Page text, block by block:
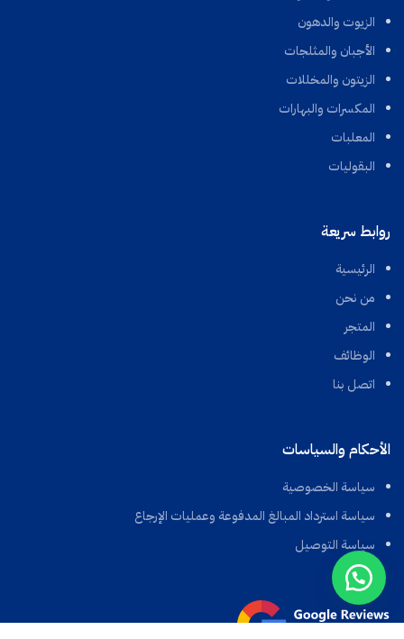
الزيوت والدهون
الأجبان والمثلجات
الزيتون والمخللات
المكسرات والبهارات
المعلبات
البقوليات
روابط سريعة
الرئيسية
من نحن
المتجر
الوظائف
اتصل بنا
الأحكام والسياسات
سياسة الخصوصية
سياسة استرداد المبالغ المدفوعة وعمليات الإرجاع
سياسة التوصيل